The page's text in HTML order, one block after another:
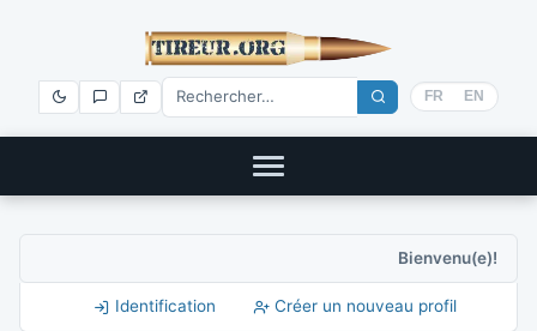
FR EN
Bienvenu(e)!
Identification Créer un nouveau profil